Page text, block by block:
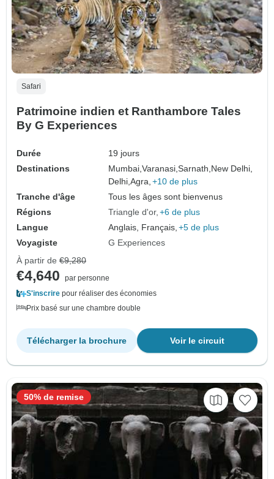
Safari
Patrimoine indien et Ranthambore Tales
By G Experiences
Durée
19 jours
Destinations
Mumbai,Varanasi,Sarnath, New Delhi,
Delhi,Agra, +10 de plus
Tranche d'âge
Tous les âges sont bienvenus
Régions
Triangle d'or +6 de plus
Langue
Anglais, Français, +5 de plus
Voyagiste
G Experiences
À partir de €9,280
€4,640
par personne
S'inscrire pour réaliser des économies
Prix basé sur une chambre double
Voir le circuit
Télécharger la brochure
50% de remise